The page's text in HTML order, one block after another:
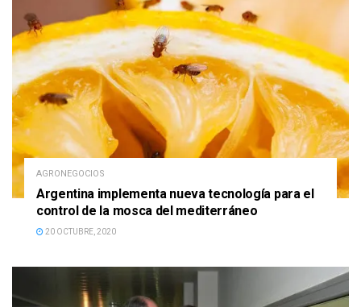
AGRONEGOCIOS
Argentina implementa nueva tecnología para el
control de la mosca del mediterráneo
20 OCTUBRE, 2020